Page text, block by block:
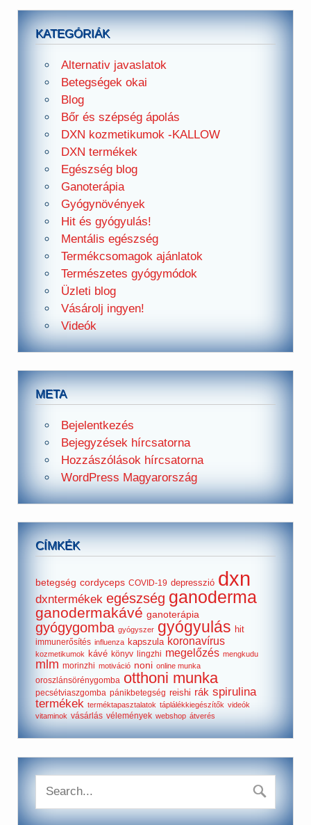
KATEGÓRIÁK
Alternativ javaslatok
Betegségek okai
Blog
Bőr és szépség ápolás
DXN kozmetikumok -KALLOW
DXN termékek
Egészség blog
Ganoterápia
Gyógynövények
Hit és gyógyulás!
Mentális egészség
Termékcsomagok ajánlatok
Természetes gyógymódok
Üzleti blog
Vásárolj ingyen!
Videók
META
Bejelentkezés
Bejegyzések hírcsatorna
Hozzászólások hírcsatorna
WordPress Magyarország
CÍMKÉK
betegség cordyceps COVID-19 depresszió dxn
dxntermékek egészség ganoderma
ganodermakávé ganoterápia
gyógygomba gyógyszer gyógyulás hit
immunerősítés influenza kapszula koronavírus
kozmetikumok kávé könyv lingzhi megelőzés mengkudu
mlm morinzhi motiváció noni online munka
oroszlánsörénygomba otthoni munka
pecsétviaszgomba pánikbetegség reishi rák spirulina
termékek terméktapasztalatok táplálékkiegészítők videók
vitaminok vásárlás vélemények webshop átverés